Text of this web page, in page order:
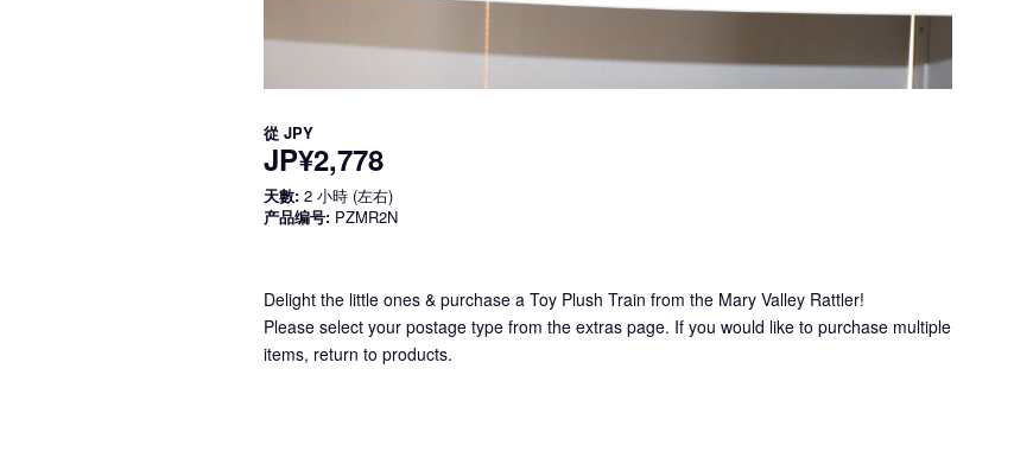
從 JPY
JP¥2,778
天數: 2 小時 (左右)
产品编号: PZMR2N
Delight the little ones & purchase a Toy Plush Train from the Mary Valley Rattler!
Please select your postage type from the extras page. If you would like to purchase multiple
items, return to products.